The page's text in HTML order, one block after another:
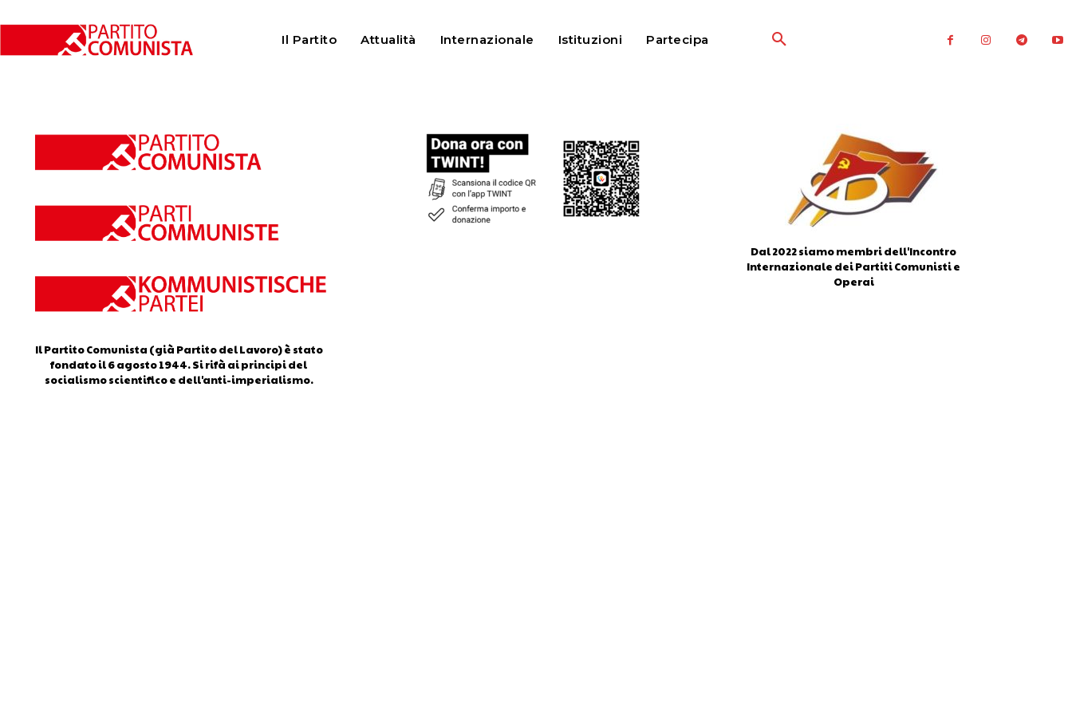
Il Partito Attualità Internazionale Istituzioni Partecipa
Home Calendario
Calendario
Il Partito Comunista (già Partito del Lavoro) è stato
fondato il 6 agosto 1944. Si rifà ai principi del
socialismo scientifico e dell'anti-imperialismo.
Dal 2022 siamo membri dell'Incontro
Internazionale dei Partiti Comunisti e
Operai